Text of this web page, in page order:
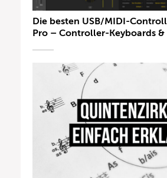
Die besten USB/MIDI-
Pro – Controller-Keyboards